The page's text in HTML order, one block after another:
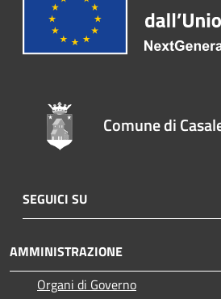
Comune di
SEGUICI SU
AMMINISTRAZIONE
Organi di Governo